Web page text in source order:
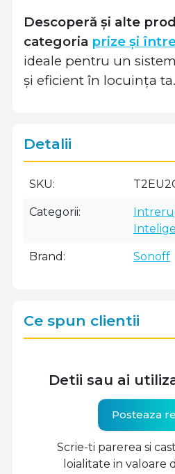
Descoperă și alte
categoria prize și
ideale pentru un
și eficient în locuința ta.
Detalii
SKU
Categorii
Brand Sonoff
Ce spun clientii
Detii sau ai
Posteaza
Scrie-ti parerea si
loialitate in valoare